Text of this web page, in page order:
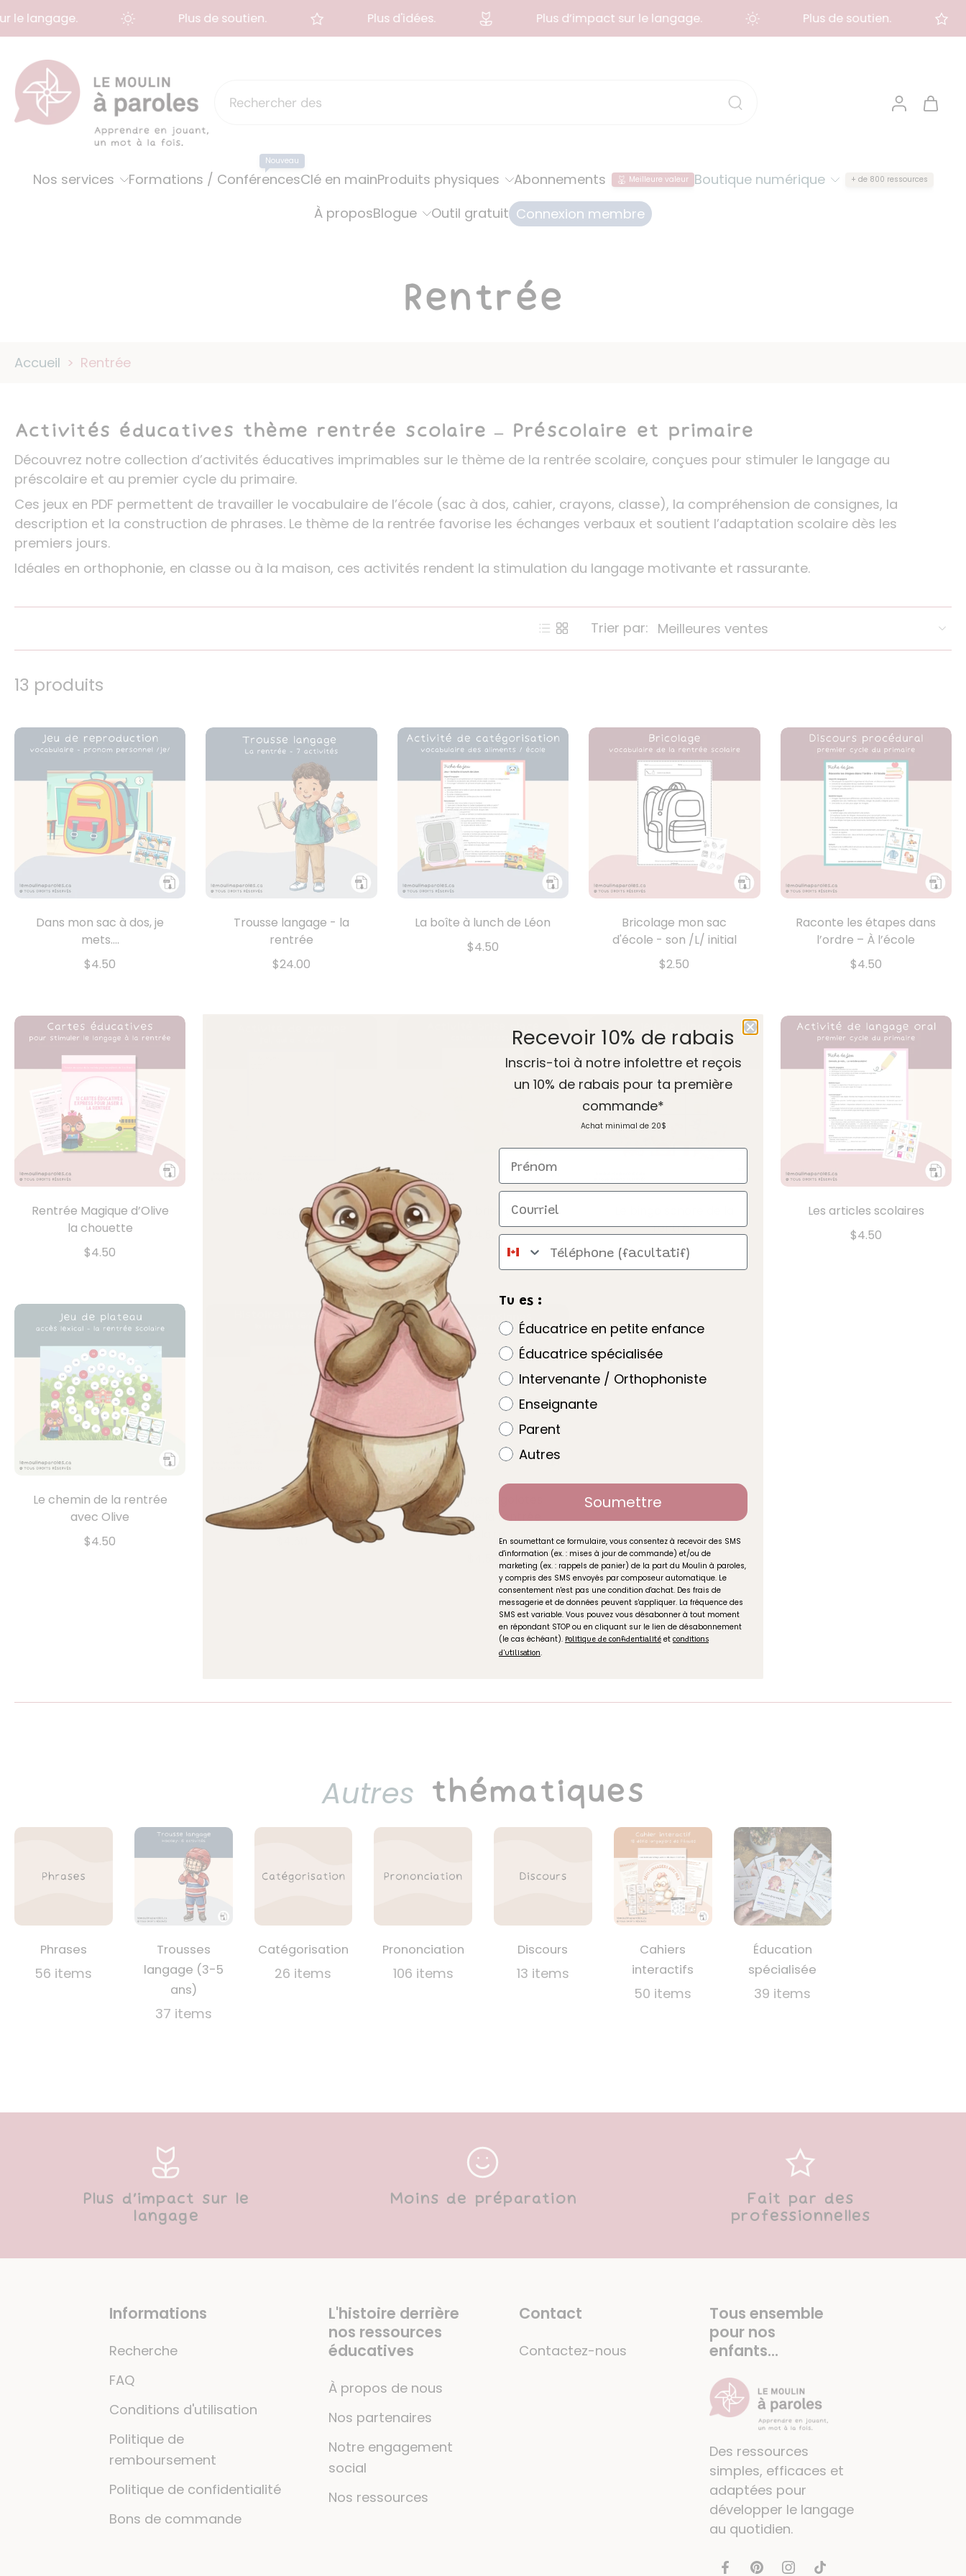
Aller
au
contenu
langage. Plus de soutien. Plus d'idées. Plus d’impact sur le langage. Plus de soutien.
Nos services Formations / Conférences
Nouveau
Clé en mainProduits physiques Abonnements Meilleure valeur Boutique numérique + de 800 ressources
À proposBlogue Outil gratuit Connexion membre
Rentrée
Accueil > Rentrée
Activités éducatives thème rentrée scolaire – Préscolaire et primaire
Découvrez notre collection d’activités éducatives imprimables sur le thème de la rentrée scolaire, conçues pour stimuler le langage au
préscolaire et au premier cycle du primaire.
Ces jeux en PDF permettent de travailler le vocabulaire de l’école (sac à dos, cahier, crayons, classe), la compréhension de consignes, la
description et la construction de phrases. Le thème de la rentrée favorise les échanges verbaux et soutient l’adaptation scolaire dès les
premiers jours.
Idéales en orthophonie, en classe ou à la maison, ces activités rendent la stimulation du langage motivante et rassurante.
Trier par:
13 produits
Dans mon sac à dos, je
mets....
$4.50
Trousse langage - la
rentrée
$24.00
La boîte à lunch de Léon
$4.50
Bricolage mon sac
d'école - son /L/ initial
$2.50
Raconte les étapes dans
l’ordre – À l’école
$4.50
Rentrée Magique d’Olive
la chouette
$4.50
J’ai…qui a ?
$3.00
Activité brise glace
rentrée
$3.00
Les articles scolaires
$4.50
Le chemin de la rentrée
avec Olive
$4.50
Histoire trouée - Olive et
la rentrée surprise
Les consignes rigolotes –
Thème de la rentrée
scolaire
Autres thématiques
Phrases
56 items
Trousses
langage (3-5
ans)
37 items
Catégorisation
26 items
Prononciation
106 items
Discours
13 items
Cahiers
interactifs
50 items
Éducation
spécialisée
39 items
Plus d’impact sur le
langage
Moins de préparation
Fait par des
professionnelles
Informations
Recherche
FAQ
Conditions d'utilisation
Politique de
remboursement
Politique de confidentialité
Bons de commande
L'histoire derrière
nos ressources
éducatives
À propos de nous
Nos partenaires
Notre engagement
social
Nos ressources
Contact
Contactez-nous
Tous ensemble
pour nos
enfants...
Des ressources
simples, efficaces et
adaptées pour
développer le langage
au quotidien.
Recevoir 10% de rabais
Inscris-toi à notre infolettre et reçois
un 10% de rabais pour ta première
commande*
Achat minimal de 20$
Prénom
Courriel
Téléphone
Tu es :
Éducatrice en petite enfance
Éducatrice spécialisée
Intervenante / Orthophoniste
Enseignante
Parent
Autres
Soumettre
En soumettant ce formulaire, vous consentez à recevoir des SMS
d'information (ex. : mises à jour de commande) et/ou de
marketing (ex. : rappels de panier) de la part du Moulin à paroles,
y compris des SMS envoyés par composeur automatique. Le
consentement n'est pas une condition d'achat. Des frais de
messagerie et de données peuvent s'appliquer. La fréquence des
SMS est variable. Vous pouvez vous désabonner à tout moment
en répondant STOP ou en cliquant sur le lien de désabonnement
(le cas échéant). Politique de confidentialité et conditions
d'utilisation.